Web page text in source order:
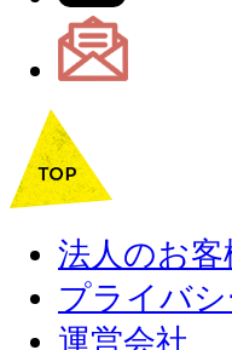
法人のお客
プライバ
運営会社